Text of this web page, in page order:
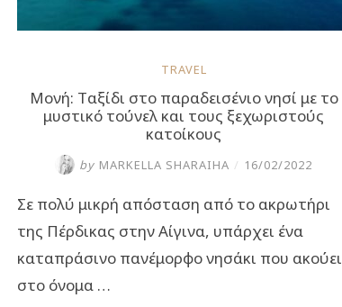
TRAVEL
Μονή: Tαξίδι στο παραδεισένιο νησί με το
μυστικό τούνελ και τους ξεχωριστούς
κατοίκους
by MARKELLA SHARAIHA / 16/02/2022
Σε πολύ μικρή απόσταση από το ακρωτήρι
της Πέρδικας στην Αίγινα, υπάρχει ένα
καταπράσινο πανέμορφο νησάκι που ακούει
στο όνομα …